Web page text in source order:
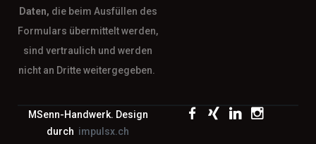
Daten, die beim Ausfüllen des
Formulars übermittelt werden,
sind vertraulich und werden
nicht an Dritte weitergegeben.
MSenn-Handwerk. Design
durch impulsx.ch